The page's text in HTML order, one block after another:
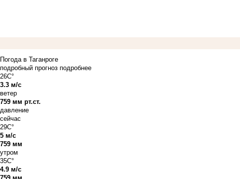
Погода в Таганроге
подробный прогноз подробнее
26C°
3.3 м/с
ветер
759 мм рт.ст.
давление
сейчас
29C°
5 м/с
759 мм
утром
35C°
4.9 м/с
759 мм